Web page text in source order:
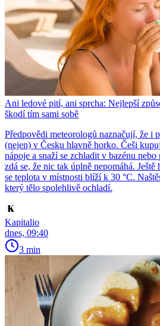
Ani ledové pití, ani sprcha: Nejlepší
škodí tím sami sobě
Předpovědi meteorologů naznačují, že i
(nejen) v Česku hlavně horko. Češi
nápoje a snaží se zchladit v bazénu
zdá se, že nic tak úplně nepomáhá.
se teplota v místnosti blíží k 30 °C.
který tělo spolehlivě ochladí.
Kapitalio
dnes, 09:40
3 min